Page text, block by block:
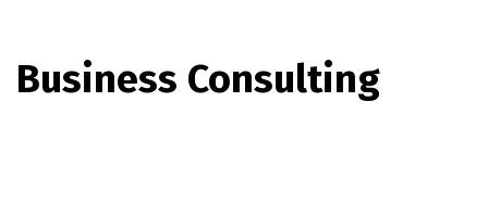
Business Consulting